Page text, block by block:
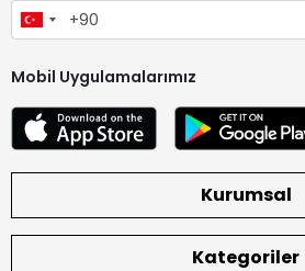
Mobil Uygulamalarımız
Kurumsal
Kategoriler